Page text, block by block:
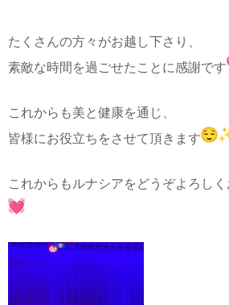
たくさんの方々がお越し下さり、
素敵な時間を過ごせたことに感謝です
これからも美と健康を通じ、
皆様にお役立ちをさせて頂きます
これからもルナシアをどうぞよろし